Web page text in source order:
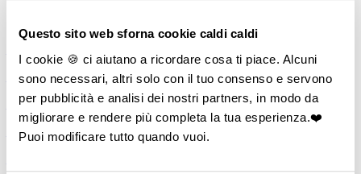
Questo sito web sforna cookie caldi caldi
I cookie 🍪 ci aiutano a ricordare cosa ti piace. Alcuni
sono necessari, altri solo con il tuo consenso e servono
per pubblicità e analisi dei nostri partners, in modo da
migliorare e rendere più completa la tua esperienza.❤️
Puoi modificare tutto quando vuoi.
―
Cuscini allattamento
―Biberon
―
Tettarelle
―Succhietti